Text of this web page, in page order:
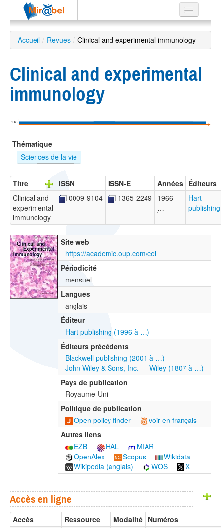
Le réseau
Soutien
Listes
Recherche
EN
ES
?
Accueil / Revues / Clinical and experimental immunology
Clinical and experimental
immunology
1966
Thématique
Sciences de la vie
Titre ISSN ISSN-E Années Éditeurs
Clinical and
experimental
immunology
0009-9104 1365-2249
1966 –
…
Hart
publishing
Site web
https://academic.oup.com/cei
Périodicité
mensuel
Langues
anglais
Éditeur
Hart publishing (1996 à …)
Éditeurs précédents
Blackwell publishing (2001 à …)
John Wiley & Sons, Inc. — Wiley (1807 à …)
Pays de publication
Royaume-Uni
Politique de publication
Open policy finder
voir en français
Autres liens
EZB
HAL
MIAR
OpenAlex
Scopus
Wikidata
Wikipedia (anglais)
WOS X
Accès en ligne
Accès Ressource Modalité Numéros